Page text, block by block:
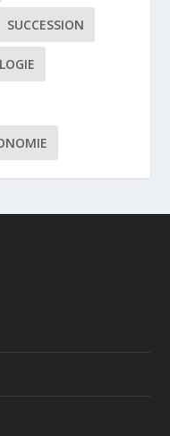
SUCCESSION